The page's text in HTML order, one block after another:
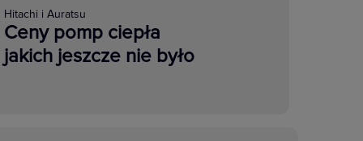
Hitachi i Auratsu
Ceny pomp ciepła
jakich jeszcze nie było